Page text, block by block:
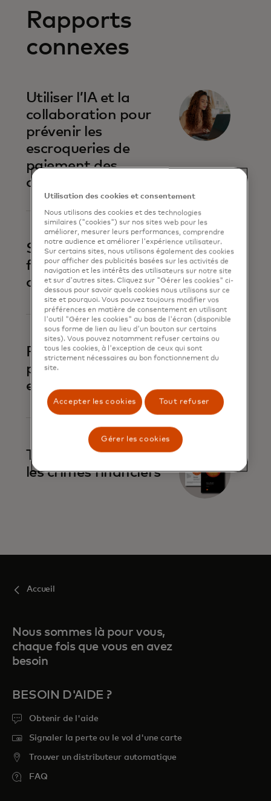
Rapports
connexes
Utiliser l’IA et la
collaboration pour
prévenir les
escroqueries de
paiement des
consommateurs
S'unir contre la
fraude de compte à
compte
Prévenir la fraude de
paiement des
entreprises
Tracer et alerter sur
les crimes financiers
Accueil
Nous sommes là pour vous,
chaque fois que vous en avez
besoin
BESOIN D'AIDE ?
Obtenir de l'aide
Signaler la perte ou le vol d'une carte
Trouver un distributeur automatique
FAQ
Utilisation des cookies et consentement
Nous utilisons des cookies et des technologies
similaires ("cookies") sur nos sites web pour les
améliorer, mesurer leurs performances, comprendre
notre audience et améliorer l'expérience utilisateur.
Sur certains sites, nous utilisons également des cookies
pour afficher des publicités basées sur les activités de
navigation et les intérêts des utilisateurs sur notre site
et sur d'autres sites. Cliquez sur "Gérer les cookies" ci-
dessous pour savoir quels cookies nous utilisons sur ce
site et pourquoi. Vous pouvez toujours modifier vos
préférences en matière de consentement en utilisant
l'outil "Gérer les cookies" au bas de l'écran (disponible
sous forme de lien au lieu d'un bouton sur certains
sites). Vous pouvez notamment refuser certains ou
tous les cookies, à l'exception de ceux qui sont
strictement nécessaires au bon fonctionnement du
site.
Accepter les cookies Tout refuser
Gérer les cookies